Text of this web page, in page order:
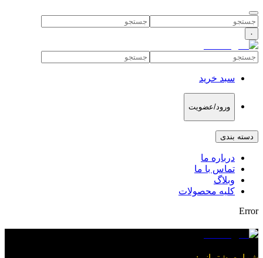
۰
سبد خرید
ورود/عضویت
دسته بندی
درباره ما
تماس با ما
وبلاگ
کلیه محصولات
Error